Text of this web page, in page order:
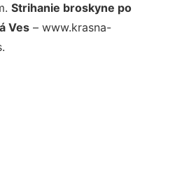
Strihanie broskyne po
Ves – www.krasna-